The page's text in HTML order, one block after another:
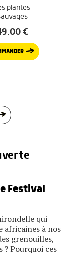
plantes
€
Festival
qui
africaines à nos
grenouilles,
? Pourquoi ces